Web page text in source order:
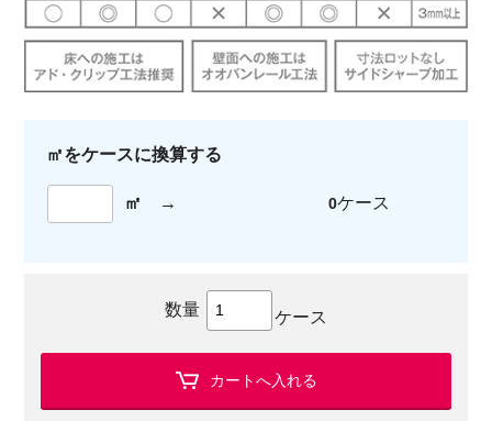
㎡をケースに換算する
㎡ → 0ケース
数量 ケース
カートへ入れる